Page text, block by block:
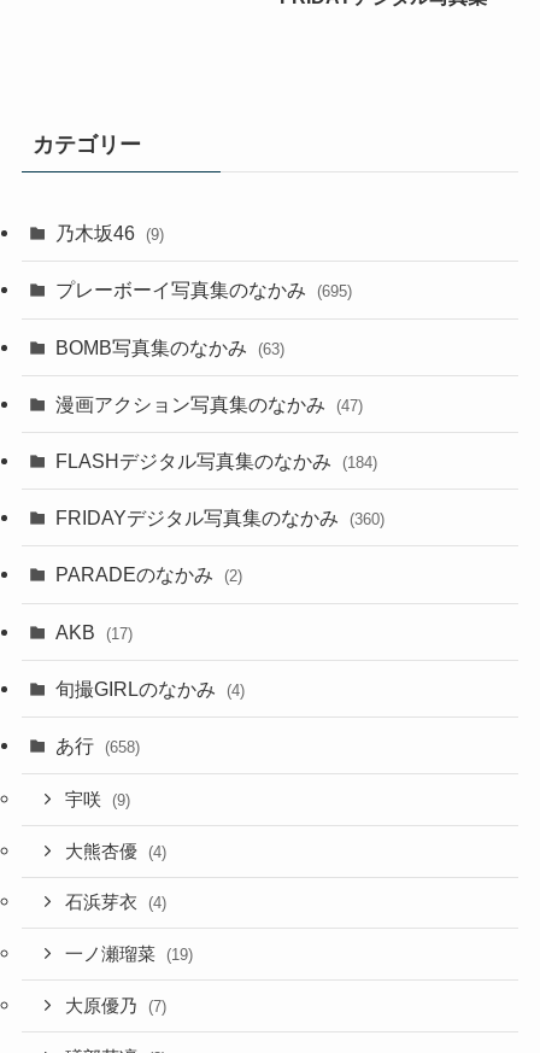
カテゴリー
乃木坂46 (9)
プレーボーイ写真集のなかみ (695)
BOMB写真集のなかみ (63)
漫画アクション写真集のなかみ (47)
FLASHデジタル写真集のなかみ (184)
FRIDAYデジタル写真集のなかみ (360)
PARADEのなかみ (2)
AKB (17)
旬撮GIRLのなかみ (4)
あ行 (658)
宇咲 (9)
大熊杏優 (4)
石浜芽衣 (4)
一ノ瀬瑠菜 (19)
大原優乃 (7)